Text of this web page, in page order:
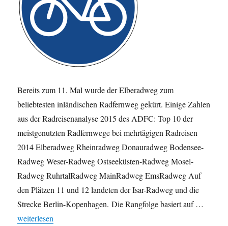
Bereits zum 11. Mal wurde der Elberadweg zum
beliebtesten inländischen Radfernweg gekürt. Einige Zahlen
aus der Radreisenanalyse 2015 des ADFC: Top 10 der
meistgenutzten Radfernwege bei mehrtägigen Radreisen
2014 Elberadweg Rheinradweg Donauradweg Bodensee-
Radweg Weser-Radweg Ostseeküsten-Radweg Mosel-
Radweg RuhrtalRadweg MainRadweg EmsRadweg Auf
den Plätzen 11 und 12 landeten der Isar-Radweg und die
Strecke Berlin-Kopenhagen. Die Rangfolge basiert auf …
„Beliebteste Radwege Deutschlands 2014: Elberadweg
weiterlesen